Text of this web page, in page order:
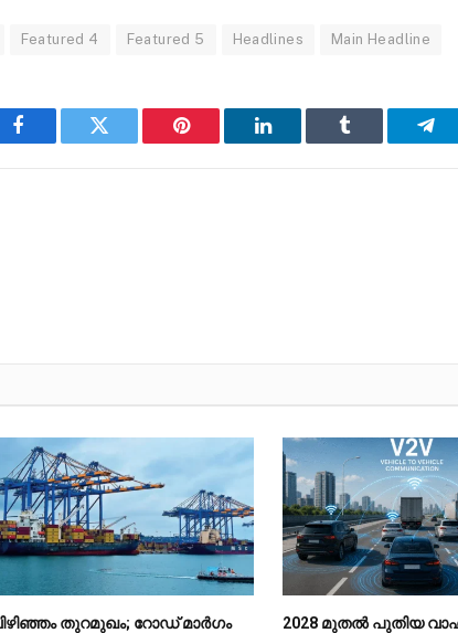
Featured 4 Featured 5 Headlines Main Headline
Facebook Twitter Pinterest LinkedIn Tumblr
തുറമുഖം; റോഡ് മാർഗം
2028 മുതൽ പുതിയ